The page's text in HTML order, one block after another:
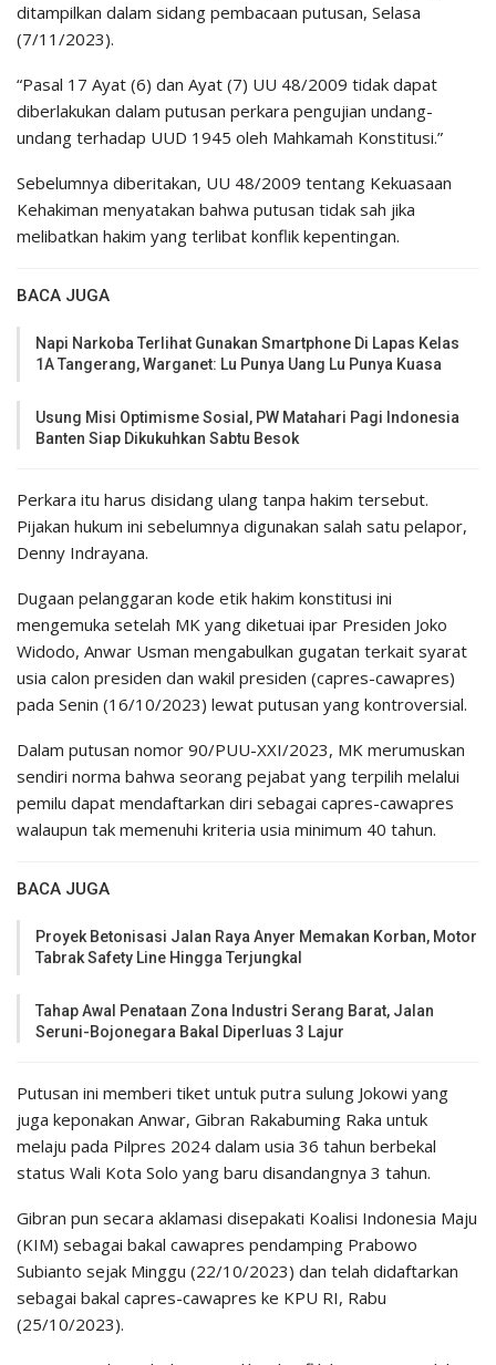
ditampilkan dalam sidang pembacaan putusan, Selasa
(7/11/2023).
“Pasal 17 Ayat (6) dan Ayat (7) UU 48/2009 tidak dapat
diberlakukan dalam putusan perkara pengujian undang-
undang terhadap UUD 1945 oleh Mahkamah Konstitusi.”
Sebelumnya diberitakan, UU 48/2009 tentang Kekuasaan
Kehakiman menyatakan bahwa putusan tidak sah jika
melibatkan hakim yang terlibat konflik kepentingan.
BACA JUGA
Napi Narkoba Terlihat Gunakan Smartphone Di Lapas Kelas
1A Tangerang, Warganet: Lu Punya Uang Lu Punya Kuasa
Usung Misi Optimisme Sosial, PW Matahari Pagi Indonesia
Banten Siap Dikukuhkan Sabtu Besok
Perkara itu harus disidang ulang tanpa hakim tersebut.
Pijakan hukum ini sebelumnya digunakan salah satu pelapor,
Denny Indrayana.
Dugaan pelanggaran kode etik hakim konstitusi ini
mengemuka setelah MK yang diketuai ipar Presiden Joko
Widodo, Anwar Usman mengabulkan gugatan terkait syarat
usia calon presiden dan wakil presiden (capres-cawapres)
pada Senin (16/10/2023) lewat putusan yang kontroversial.
Dalam putusan nomor 90/PUU-XXI/2023, MK merumuskan
sendiri norma bahwa seorang pejabat yang terpilih melalui
pemilu dapat mendaftarkan diri sebagai capres-cawapres
walaupun tak memenuhi kriteria usia minimum 40 tahun.
BACA JUGA
Proyek Betonisasi Jalan Raya Anyer Memakan Korban, Motor
Tabrak Safety Line Hingga Terjungkal
Tahap Awal Penataan Zona Industri Serang Barat, Jalan
Seruni-Bojonegara Bakal Diperluas 3 Lajur
Putusan ini memberi tiket untuk putra sulung Jokowi yang
juga keponakan Anwar, Gibran Rakabuming Raka untuk
melaju pada Pilpres 2024 dalam usia 36 tahun berbekal
status Wali Kota Solo yang baru disandangnya 3 tahun.
Gibran pun secara aklamasi disepakati Koalisi Indonesia Maju
(KIM) sebagai bakal cawapres pendamping Prabowo
Subianto sejak Minggu (22/10/2023) dan telah didaftarkan
sebagai bakal capres-cawapres ke KPU RI, Rabu
(25/10/2023).